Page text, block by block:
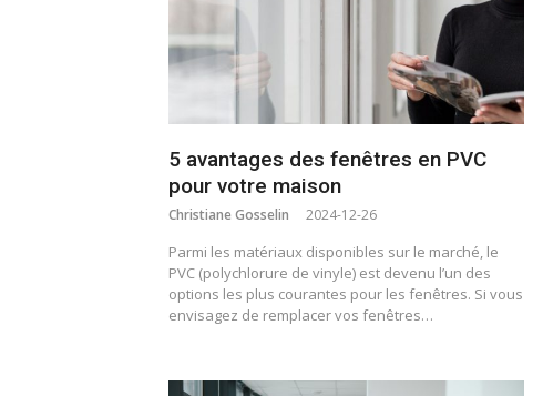
5 avantages des fenêtres en PVC
pour votre maison
Christiane Gosselin 2024-12-26
Parmi les matériaux disponibles sur le marché, le
PVC (polychlorure de vinyle) est devenu l’un des
options les plus courantes pour les fenêtres. Si vous
envisagez de remplacer vos fenêtres…